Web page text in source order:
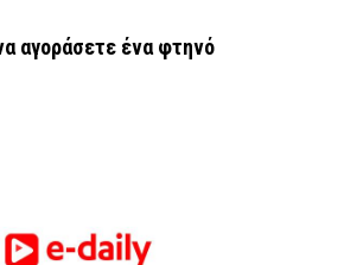
αγοράσετε ένα φτηνό